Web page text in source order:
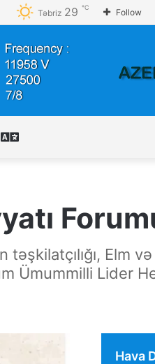
Follow
Təbriz 29 ℃
Elm
Ümummilli Lider
Hava